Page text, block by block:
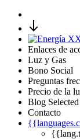
Enlaces de
Luz y Gas
Bono Social
Preguntas
Precio de la
Blog
Contacto